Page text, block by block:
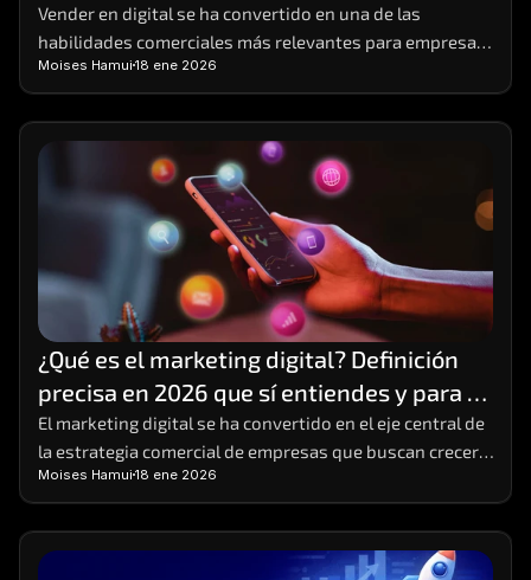
Vender en digital se ha convertido en una de las
habilidades comerciales más relevantes para empresas
y emprendedores que buscan crecimiento sostenible
Moises Hamui 18 ene 2026
¿Qué es el marketing digital? Definición
precisa en 2026 que sí entiendes y para
poner en práctica
El marketing digital se ha convertido en el eje central de
la estrategia comercial de empresas que buscan crecer
Moises Hamui 18 ene 2026